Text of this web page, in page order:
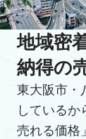
地域密
納得の
東大阪市・
している
売れる価格